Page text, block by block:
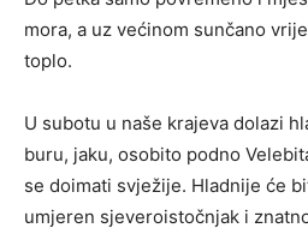
mora, a uz većinom sunčano
toplo.
U subotu u naše krajeva dolazi
buru, jaku, osobito podno
se doimati svježije. Hladnije će
umjeren sjeveroistočnjak i